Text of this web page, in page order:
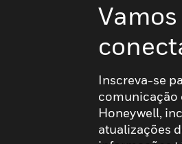
Inscreva-se
comunicação
Honeywell,
atualizações